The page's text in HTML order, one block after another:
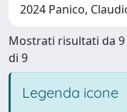
2024 Panico,
Mostrati risultati da 9
di 9
Legenda icone